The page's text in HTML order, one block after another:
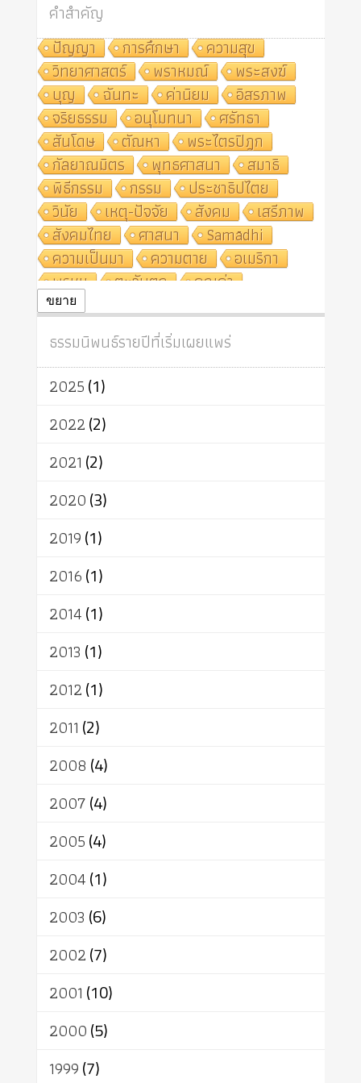
คำสำคัญ
ปัญญา
การศึกษา
ความสุข
วิทยาศาสตร์
พราหมณ์
พระสงฆ์
บุญ
ฉันทะ ค่านิยม
อิสรภาพ
จริยธรรม
อนุโมทนา
ศรัทธา
สันโดษ
ตัณหา
พระไตรปิฎก
กัลยาณมิตร
พุทธศาสนา
สมาธิ
พิธีกรรม
กรรม
ประชาธิปไตย
วินัย
เหตุ-ปัจจัย สังคม
เสรีภาพ
สังคมไทย
ศาสนา
Samādhi
ความเป็นมา
ความตาย
อเมริกา
พรหม
ตะวันตก
คุณค่า
ปฏิจจสมุปบาท
ศาสนาประจำชาติ
อินเดีย
ผู้บริโภค
ธรรมาธิปไตย
จักร
การแยกรัฐกับศาสนา
ธรรมชาติ
เทคโนโลยี
สิทธิ
พุทธบริษัท
อัตถะ
เทวดา
ขยาย
ธรรมนิพนธ์รายปีที่เริ่มเผยแพร่
2025(1)
2022(2)
2021 (2)
2020(3)
2019(1)
2016(1)
2014(1)
2013 (1)
2012(1)
2011 (2)
2008 (4)
2007(4)
2005(4)
2004(1)
2003 (6)
2002(7)
2001 (10)
2000(5)
1999(7)